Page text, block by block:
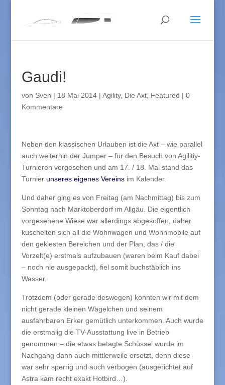
Gaudi!
von Sven | 18 Mai 2014| Agility, Die Axt, Featured | 0
Kommentare
Neben den klassischen Urlauben ist die Axt – wie parallel
auch weiterhin der Jumper – für den Besuch von Agilitiy-
Turnieren vorgesehen und am 17. / 18. Mai stand das
Turnier unseres eigenes Vereinsim Kalender.
Und daher ging es von Freitag (am Nachmittag) bis zum
Sonntag nach Marktoberdorf im Allgäu. Die eigentlich
vorgesehene Wiese war allerdings abgesoffen, daher
kuschelten sich all die Wohnwagen und Wohnmobile auf
den gekiesten Bereichen und der Plan, das / die
Vorzelt(e) erstmals aufzubauen (waren beim Kauf dabei
– noch nie ausgepackt), fiel somit buchstäblich ins
Wasser.
Trotzdem (oder gerade deswegen) konnten wir mit dem
nicht gerade kleinen Wägelchen und seinem
ausfahrbaren Erker gemütlich unterkommen. Auch wurde
die erstmalig die TV-Ausstattung live in Betrieb
genommen – die etwas betagte Schüssel wurde im
Nachgang dann auch mittlerweile ersetzt, denn diese
war sehr sperrig und auch verbogen (ausgerichtet auf
Astra kam recht exakt Hotbird…).